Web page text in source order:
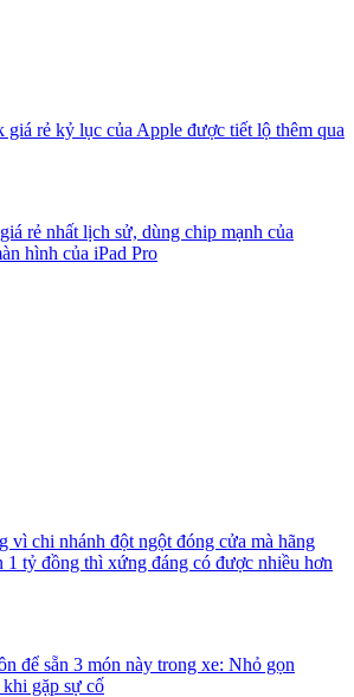
rẻ kỷ lục của Apple được tiết lộ thêm qua
rẻ nhất lịch sử, dùng chip mạnh của
hình của iPad Pro
vì chi nhánh đột ngột đóng cửa mà hãng
1 tỷ đồng thì xứng đáng có được nhiều hơn
để sẵn 3 món này trong xe: Nhỏ gọn
gặp sự cố